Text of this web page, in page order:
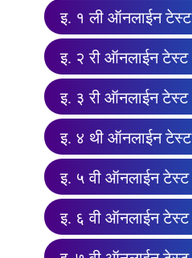
इ. १ ली ऑनलाईन टेस्ट
इ. २ री ऑनलाईन टेस्ट
इ. ३ री ऑनलाईन टेस्ट
इ. ४ थी ऑनलाईन टेस्ट
इ. ५ वी ऑनलाईन टेस्ट
इ. ६ वी ऑनलाईन टेस्ट